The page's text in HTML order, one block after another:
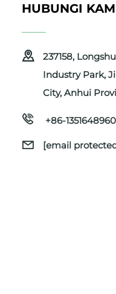
HUBUNGI
237158,
Industry Park,
City, Anhui
+86-
[email